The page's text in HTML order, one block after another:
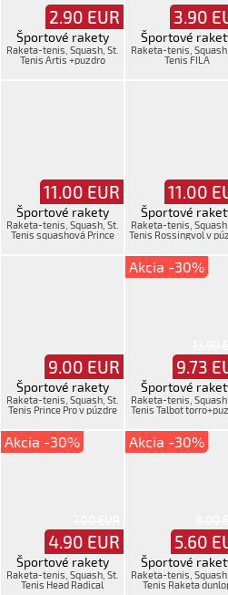
2.90 EUR
Športové rakety
Raketa-tenis, Squash, St.
Tenis Artis +puzdro
3.90
Športové
Raketa-tenis,
Tenis FILA
11.00 EUR
Športové rakety
Raketa-tenis, Squash, St.
Tenis squashová Prince
11.00
Športové
Raketa-tenis,
Tenis Rossingvol v
9.00 EUR
Športové rakety
Raketa-tenis, Squash, St.
Tenis Prince Pro v púzdre
Akcia -30%
9.73
Športové
Raketa-tenis,
Tenis Talbot
Akcia -30%
4.90 EUR
Športové rakety
Raketa-tenis, Squash, St.
Tenis Head Radical
Akcia -30%
5.60
Športové
Raketa-tenis,
Tenis Raketa